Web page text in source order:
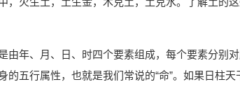
由年、月、日、时四个要素组成，每个要素分别
的五行属性，也就是我们常说的“命”。如果日柱